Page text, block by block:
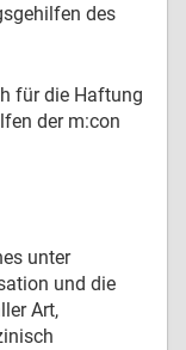
des
für die Haftung
der m:con
unter
und die
Art,